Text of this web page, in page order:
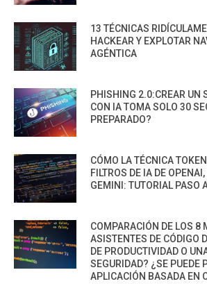
13 TÉCNICAS
HACKEAR Y EXPLOTAR
AGÉNTICA
PHISHING 2.0:CREAR UN
CON IA TOMA SOLO 30
PREPARADO?
CÓMO LA TÉCNICA
FILTROS DE IA DE
GEMINI: TUTORIAL PASO
COMPARACIÓN DE LOS 8
ASISTENTES DE CÓDIGO
DE PRODUCTIVIDAD O
SEGURIDAD? ¿SE PUEDE
APLICACIÓN BASADA EN